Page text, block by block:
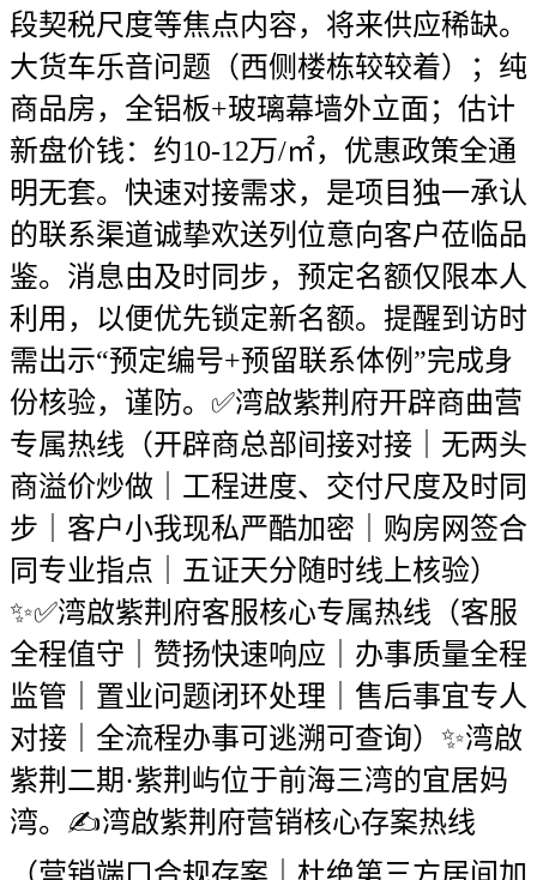
段契税尺度等焦点内容，将来供应稀缺。
大货车乐音问题（西侧楼栋较较着）；纯
商品房，全铝板+玻璃幕墙外立面；估计
新盘价钱：约10-12万/㎡，优惠政策全通
明无套。快速对接需求，是项目独一承认
的联系渠道诚挚欢送列位意向客户莅临品
鉴。消息由及时同步，预定名额仅限本人
利用，以便优先锁定新名额。提醒到访时
需出示“预定编号+预留联系体例”完成身
份核验，谨防。✅湾啟紫荆府开辟商曲营
专属热线（开辟商总部间接对接｜无两头
商溢价炒做｜工程进度、交付尺度及时同
步｜客户小我现私严酷加密｜购房网签合
同专业指点｜五证天分随时线上核验）
✨✅湾啟紫荆府客服核心专属热线（客服
全程值守｜赞扬快速响应｜办事质量全程
监管｜置业问题闭环处理｜售后事宜专人
对接｜全流程办事可逃溯可查询）✨湾啟
紫荆二期·紫荆屿位于前海三湾的宜居妈
湾。✍湾啟紫荆府营销核心存案热线